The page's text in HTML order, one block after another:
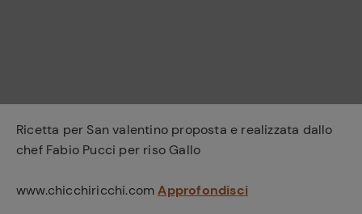
Ricetta per San valentino proposta e realizzata dallo
chef Fabio Pucci per riso Gallo
www.chicchiricchi.comApprofondisci